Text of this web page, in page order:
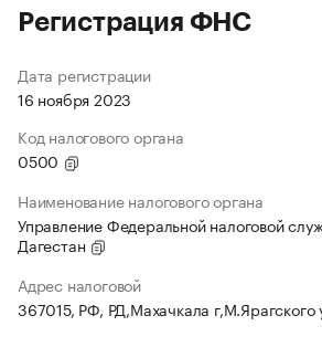
Регистрация ФНС
Дата регистрации
16 ноября 2023
Код налогового органа
0500
Наименование налогового органа
Управление Федеральной налоговой
Дагестан
Адрес налоговой
367015, РФ, РД,Махачкала г,М.Ярагского